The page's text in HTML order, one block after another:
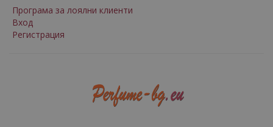
Програма за лоялни клиенти
Вход
Регистрация